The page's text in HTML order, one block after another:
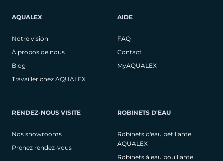
AQUALEX
Notre vision
À propos de nous
Blog
Travailler chez AQUALEX
AIDE
FAQ
Contact
MyAQUALEX
RENDEZ-NOUS VISITE
Nos showrooms
Prenez rendez-vous
ROBINETS D'EAU
Robinets d'eau pétillante
AQUALEX
Robinets à eau bouillante